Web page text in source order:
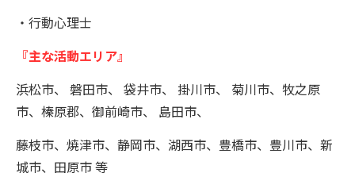
・行動心理士
『主な活動エリア』
浜松市、 磐田市、 袋井市、 掛川市、 菊川市、牧之原
市、榛原郡、御前崎市、 島田市、
藤枝市、焼津市、静岡市、湖西市、豊橋市、豊川市、新
城市、田原市 等